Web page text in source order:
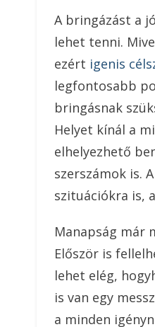
A bringázást a
lehet tenni.
ezért igenis
legfontosabb
bringásnak
Helyet kínál a
elhelyezhető
szerszámok is.
szituációkra is,
Manapság már
Először is
lehet elég,
is van egy
a minden